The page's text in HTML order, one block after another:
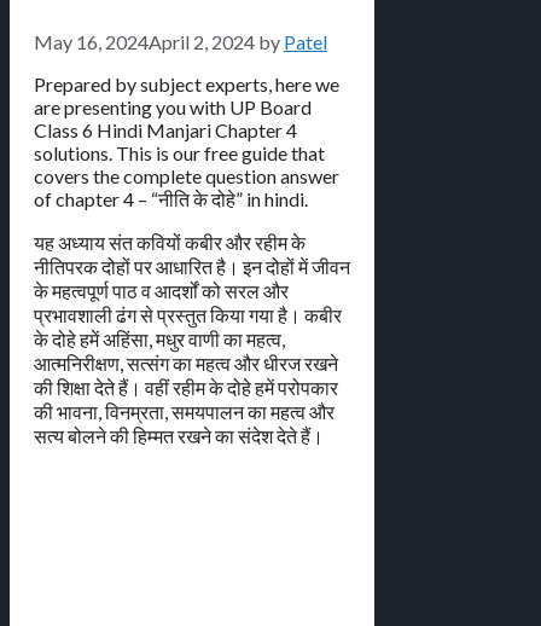
May 16, 2024April 2, 2024 by Patel
Prepared by subject experts, here we
are presenting you with UP Board
Class 6 Hindi Manjari Chapter 4
solutions. This is our free guide that
covers the complete question answer
of chapter 4 – “नीति के दोहे” in hindi.
यह अध्याय संत कवियों कबीर और रहीम के
नीतिपरक दोहों पर आधारित है। इन दोहों में जीवन
के महत्वपूर्ण पाठ व आदर्शों को सरल और
प्रभावशाली ढंग से प्रस्तुत किया गया है। कबीर
के दोहे हमें अहिंसा, मधुर वाणी का महत्व,
आत्मनिरीक्षण, सत्संग का महत्व और धीरज रखने
की शिक्षा देते हैं। वहीं रहीम के दोहे हमें परोपकार
की भावना, विनम्रता, समयपालन का महत्व और
सत्य बोलने की हिम्मत रखने का संदेश देते हैं।